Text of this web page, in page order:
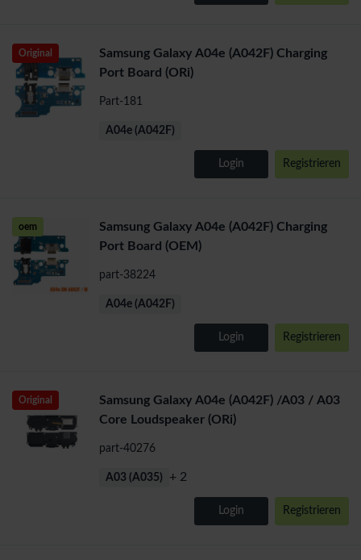
Original
Samsung Galaxy A04e (A042F) Charging
Port Board (ORi)
Part-181
A04e (A042F)
Login Registrieren
oem
Samsung Galaxy A04e (A042F) Charging
Port Board (OEM)
part-38224
A04e (A042F)
Login Registrieren
Original
Samsung Galaxy A04e (A042F) /A03 / A03
Core Loudspeaker (ORi)
part-40276
A03 (A035) + 2
Login Registrieren